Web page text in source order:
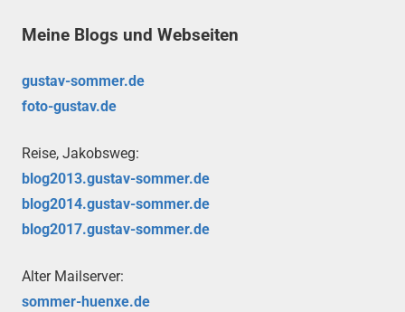
Meine Blogs und Webseiten
gustav-sommer.de
foto-gustav.de
Reise, Jakobsweg:
blog2013.gustav-sommer.de
blog2014.gustav-sommer.de
blog2017.gustav-sommer.de
Alter Mailserver:
sommer-huenxe.de